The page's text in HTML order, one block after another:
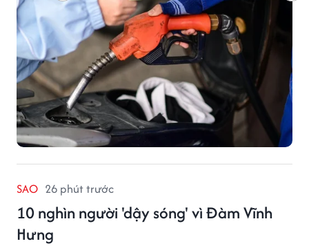
SAO 26 phút trước
10 nghìn người 'dậy sóng' vì Đàm Vĩnh
Hưng